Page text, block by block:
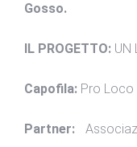
Gosso.
IL PROGETTO: UN
Capofila: Pro Loco
Partner: